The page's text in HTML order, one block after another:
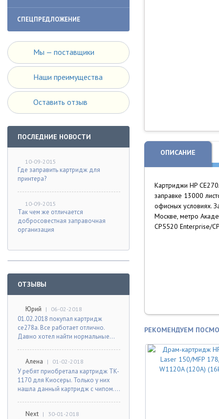
СПЕЦПРЕДЛОЖЕНИЕ
Мы — поставщики
Наши преимущества
Оставить отзыв
ПОСЛЕДНИЕ НОВОСТИ
10-09-2015
Где заправить картридж для
принтера?
10-09-2015
Так чем же отличается
добросовестная заправочная
организация
ОТЗЫВЫ
Юрий | 06-02-2018
01.02.2018 покупал картридж
ce278a. Все работает отлично.
Давно хотел найти нормальные...
Алена | 01-02-2018
У ребят приобретала картридж TK-
1170 для Киосеры. Только у них
нашла данный картридж с чипом....
Next | 30-01-2018
ОПИСАНИЕ
Картриджи HP
заправке 13000
офисных условиях.
Москве, метро
CP5520 Enterprise/
РЕКОМЕНДУЕМ